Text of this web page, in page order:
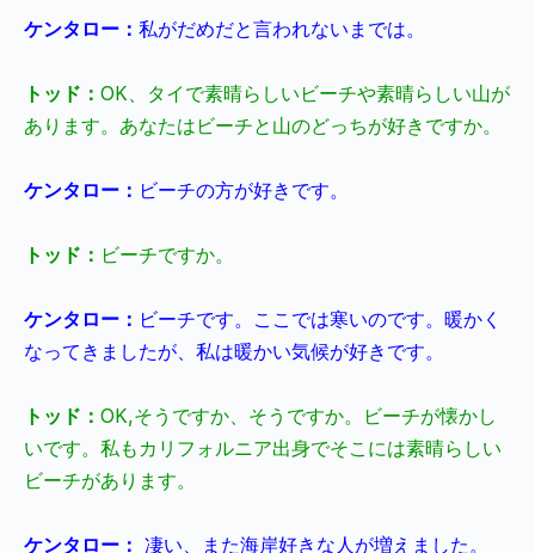
ケンタロー： 私がだめだと言われないまでは。
トッド： OK、タイで素晴らしいビーチや素晴らしい山が
あります。あなたはビーチと山のどっちが好きですか。
ケンタロー： ビーチの方が好きです。
トッド： ビーチですか。
ケンタロー： ビーチです。ここでは寒いのです。暖かく
なってきましたが、私は暖かい気候が好きです。
トッド： OK,そうですか、そうですか。ビーチが懐かし
いです。私もカリフォルニア出身でそこには素晴らしい
ビーチがあります。
ケンタロー： 凄い、また海岸好きな人が増えました。